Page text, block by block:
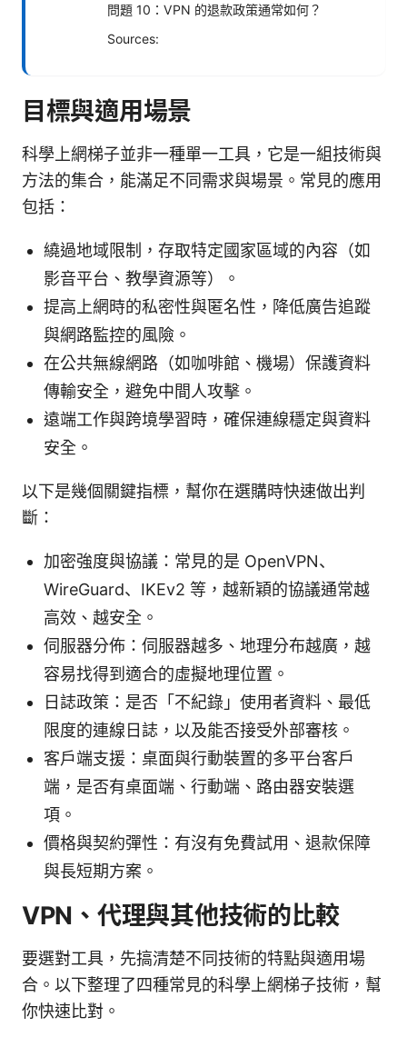
問題 10：VPN 的退款政策通常如何？
Sources:
目標與適用場景
科學上網梯子並非一種單一工具，它是一組技術與
方法的集合，能滿足不同需求與場景。常見的應用
包括：
繞過地域限制，存取特定國家區域的內容（如
影音平台、教學資源等）。
提高上網時的私密性與匿名性，降低廣告追蹤
與網路監控的風險。
在公共無線網路（如咖啡館、機場）保護資料
傳輸安全，避免中間人攻擊。
遠端工作與跨境學習時，確保連線穩定與資料
安全。
以下是幾個關鍵指標，幫你在選購時快速做出判
斷：
加密強度與協議：常見的是 OpenVPN、
WireGuard、IKEv2 等，越新穎的協議通常越
高效、越安全。
伺服器分佈：伺服器越多、地理分布越廣，越
容易找得到適合的虛擬地理位置。
日誌政策：是否「不紀錄」使用者資料、最低
限度的連線日誌，以及能否接受外部審核。
客戶端支援：桌面與行動裝置的多平台客戶
端，是否有桌面端、行動端、路由器安裝選
項。
價格與契約彈性：有沒有免費試用、退款保障
與長短期方案。
VPN、代理與其他技術的比較
要選對工具，先搞清楚不同技術的特點與適用場
合。以下整理了四種常見的科學上網梯子技術，幫
你快速比對。